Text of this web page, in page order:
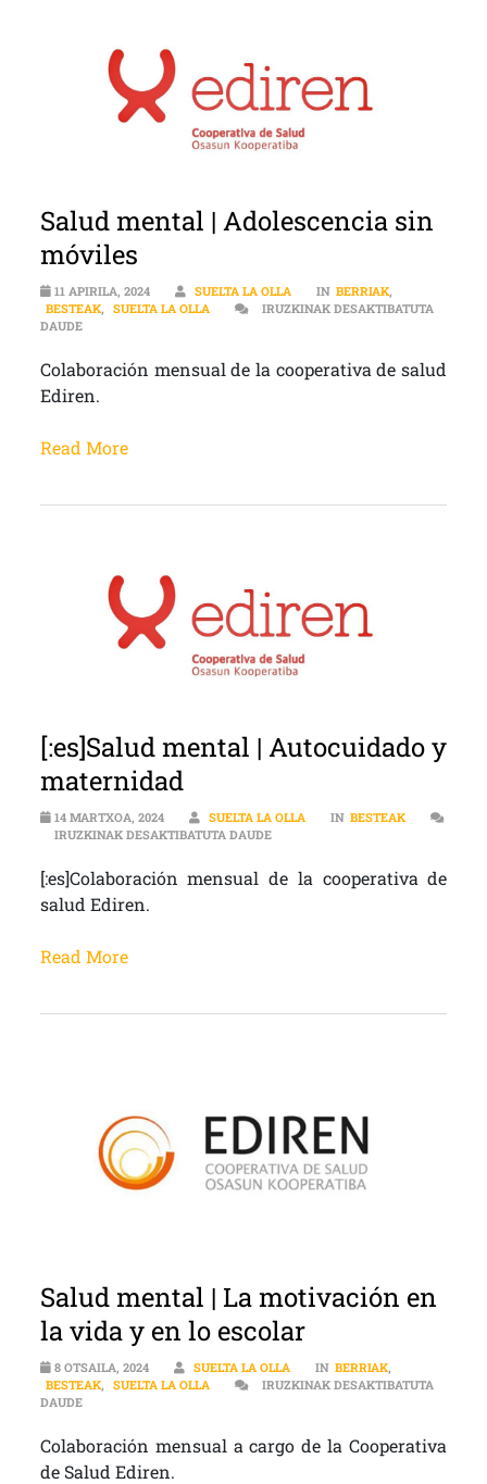
Salud mental | Adolescencia sin
móviles
11 APIRILA, 2024 SUELTA LA OLLA IN BERRIAK,
BESTEAK, SUELTA LA OLLA
IRUZKINAK DESAKTIBATUTA
DAUDESALUD MENTAL | ADOLESCENCIA SIN MÓVILES SARRERAN
Colaboración mensual de la cooperativa de salud
Ediren.
Read More
[:es]Salud mental | Autocuidado y
maternidad
14 MARTXOA, 2024 SUELTA LA OLLA IN BESTEAK
IRUZKINAK DESAKTIBATUTA DAUDE[:ES]SALUD MENTAL |
[:es]Colaboración mensual de la cooperativa de
salud Ediren.
Read More
Salud mental | La motivación en
la vida y en lo escolar
8 OTSAILA, 2024 SUELTA LA OLLA IN BERRIAK,
BESTEAK, SUELTA LA OLLA
IRUZKINAK DESAKTIBATUTA
DAUDESALUD MENTAL | LA MOTIVACIÓN EN LA VIDA Y EN LO ESCOLAR
Colaboración mensual a cargo de la Cooperativa
de Salud Ediren.